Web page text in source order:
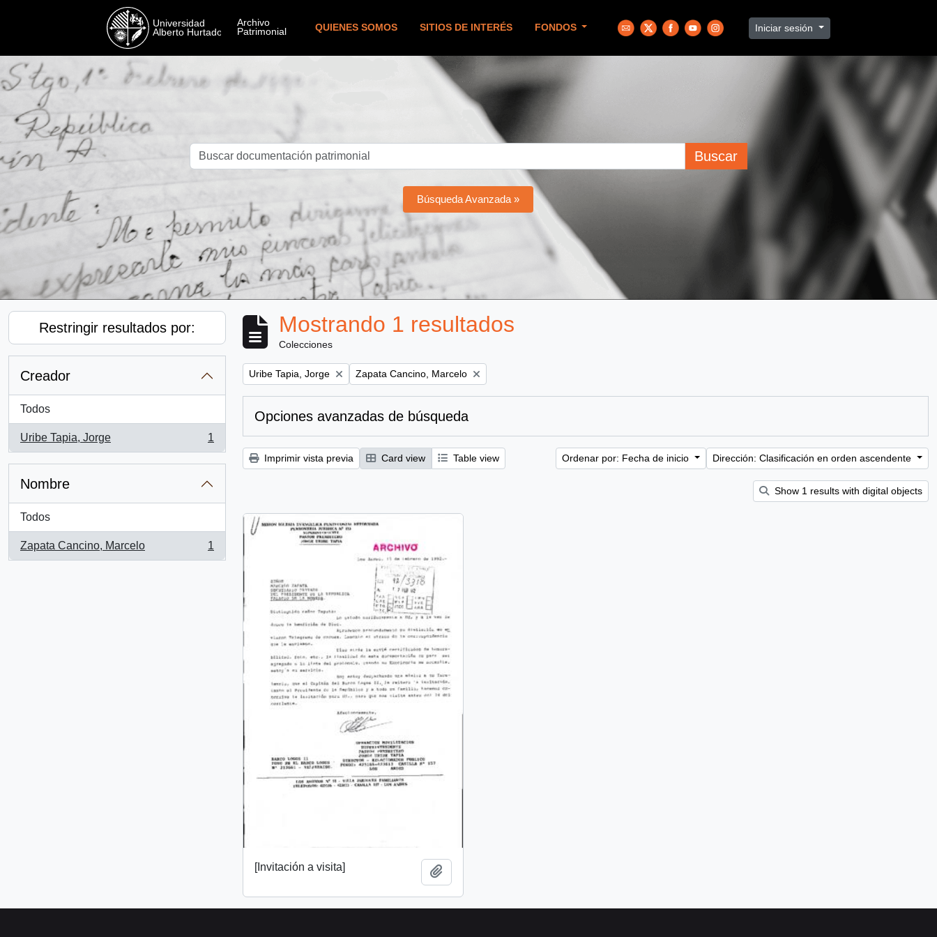
QUIENES SOMOS SITIOS DE INTERÉS FONDOS Iniciar sesión
Buscar
Búsqueda Avanzada »
Restringir resultados por:
Creador
Todos
Uribe Tapia, Jorge
, 1 resultados
1
Nombre
Todos
Zapata Cancino, Marcelo
, 1 resultados
1
Mostrando 1 resultados
Colecciones
Remove filter:
Uribe Tapia, Jorge Remove filter:
Zapata Cancino, Marcelo
Opciones avanzadas de búsqueda
Imprimir vista previa Card view Table view Ordenar por: Fecha de inicio Dirección: Clasificación en orden ascendente
Show 1 results with digital objects
[Invitación a visita]